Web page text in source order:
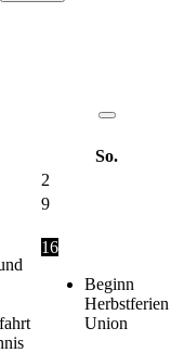
So.
2
9
16
Beginn
Herbstferien
Union